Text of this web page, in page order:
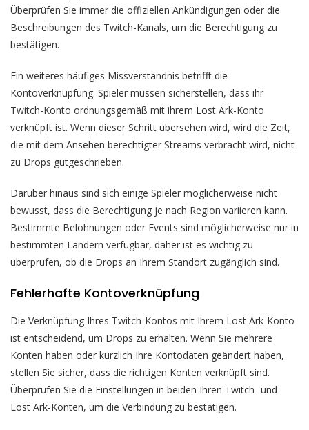
Überprüfen Sie immer die offiziellen Ankündigungen oder die
Beschreibungen des Twitch-Kanals, um die Berechtigung zu
bestätigen.
Ein weiteres häufiges Missverständnis betrifft die
Kontoverknüpfung. Spieler müssen sicherstellen, dass ihr
Twitch-Konto ordnungsgemäß mit ihrem Lost Ark-Konto
verknüpft ist. Wenn dieser Schritt übersehen wird, wird die Zeit,
die mit dem Ansehen berechtigter Streams verbracht wird, nicht
zu Drops gutgeschrieben.
Darüber hinaus sind sich einige Spieler möglicherweise nicht
bewusst, dass die Berechtigung je nach Region variieren kann.
Bestimmte Belohnungen oder Events sind möglicherweise nur in
bestimmten Ländern verfügbar, daher ist es wichtig zu
überprüfen, ob die Drops an Ihrem Standort zugänglich sind.
Fehlerhafte Kontoverknüpfung
Die Verknüpfung Ihres Twitch-Kontos mit Ihrem Lost Ark-Konto
ist entscheidend, um Drops zu erhalten. Wenn Sie mehrere
Konten haben oder kürzlich Ihre Kontodaten geändert haben,
stellen Sie sicher, dass die richtigen Konten verknüpft sind.
Überprüfen Sie die Einstellungen in beiden Ihren Twitch- und
Lost Ark-Konten, um die Verbindung zu bestätigen.